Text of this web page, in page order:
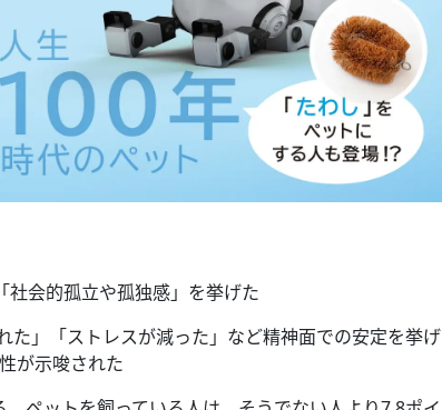
会的孤立や孤独感」を挙げた
」「ストレスが減った」など精神面での安定を挙げ
が示唆された